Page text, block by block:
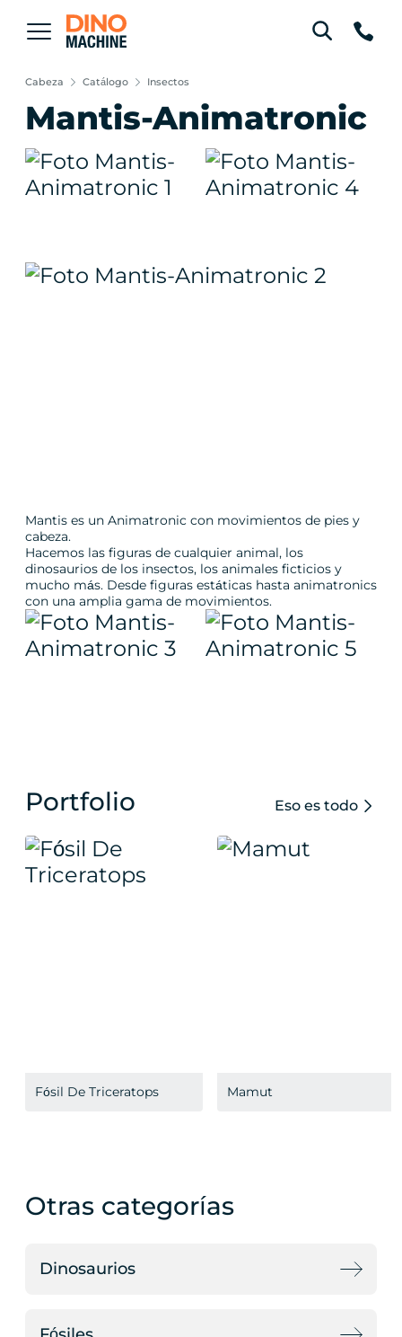
Cabeza Catálogo Insectos
Mantis-Animatronic
Mantis es un Animatronic con movimientos de pies y
cabeza.
Hacemos las figuras de cualquier animal, los
dinosaurios de los insectos, los animales ficticios y
mucho más. Desde figuras estáticas hasta animatronics
con una amplia gama de movimientos.
Portfolio Eso es todo
Fósil De Triceratops Mamut
Otras categorías
Dinosaurios